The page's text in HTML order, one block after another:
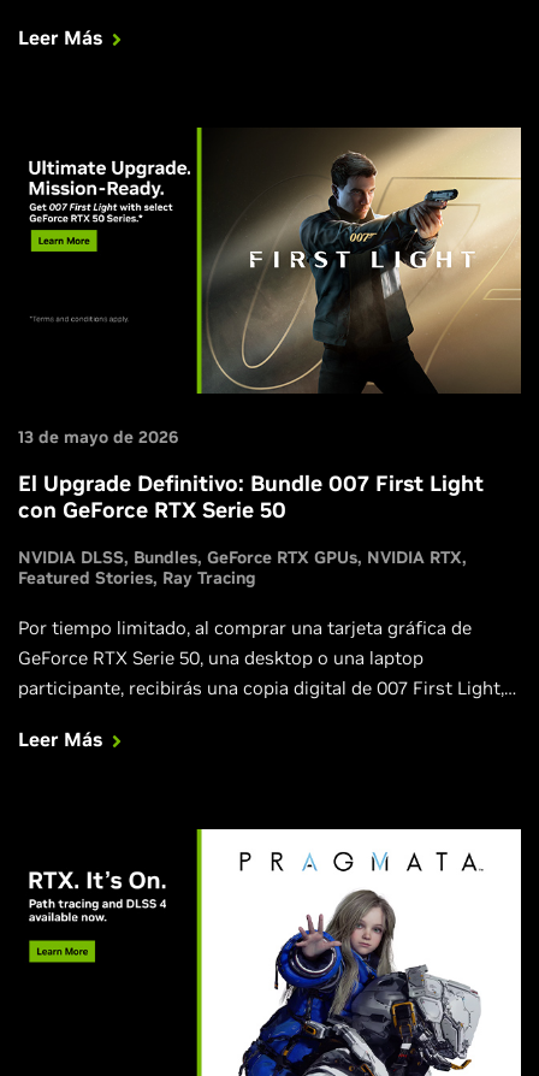
los agentes de IA locales ahora son más rápidos,
Leer Más
13 de mayo de 2026
El Upgrade Definitivo: Bundle 007 First Light
con GeForce RTX Serie 50
NVIDIA DLSS Bundles GeForce RTX GPUs NVIDIA RTX
Featured Stories Ray Tracing
Por tiempo limitado, al comprar una tarjeta gráfica de
GeForce RTX Serie 50, una desktop o una laptop
participante, recibirás una copia digital de 007 First Light,
DLSS Ray Reconstruction, NVIDIA Reflex e increíbles
Leer Más